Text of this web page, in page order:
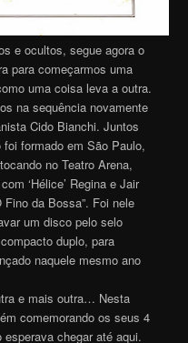
e ocultos, segue agora o
para começarmos uma
uma coisa leva a outra.
na sequência novamente
Cido Bianchi. Juntos
formado em São Paulo,
no Teatro Arena,
‘Hélice’ Regina e Jair
Fino da Bossa”. Foi nele
um disco pelo selo
duplo, para
naquele mesmo ano
e mais outra… Nesta
comemorando os seus 4
chegar até aqui.